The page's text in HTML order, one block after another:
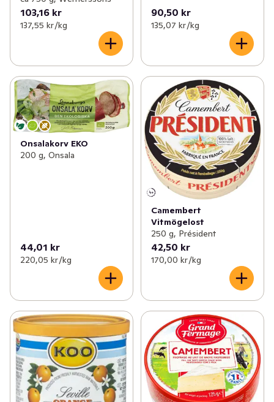
103,16 kr
137,55 kr /kg
90,50 kr
135,07 kr /kg
Onsalakorv EKO
200 g, Onsala
44,01 kr
220,05 kr /kg
Camembert
Vitmögelost
250 g, Président
42,50 kr
170,00 kr /kg